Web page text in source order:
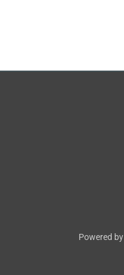
Powered by